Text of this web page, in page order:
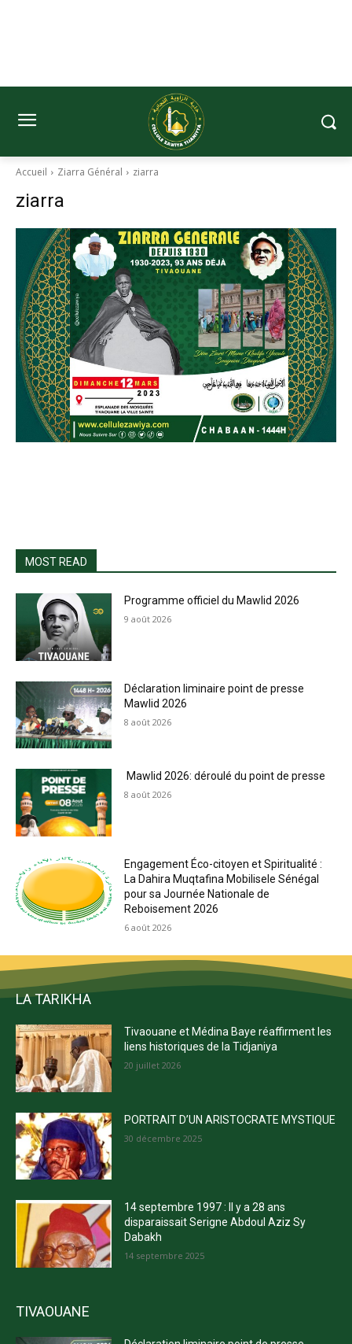
Accueil Ziarra Général ziarra
ziarra
MOST READ
Programme officiel du Mawlid 2026
9 août 2026
Déclaration liminaire point de presse
Mawlid 2026
8 août 2026
Mawlid 2026: déroulé du point de presse
8 août 2026
Engagement Éco-citoyen et Spiritualité :
La Dahira Muqtafina Mobilisele Sénégal
pour sa Journée Nationale de
Reboisement 2026
6 août 2026
LA TARIKHA
Tivaouane et Médina Baye réaffirment les
liens historiques de la Tidjaniya
20 juillet 2026
PORTRAIT D’UN ARISTOCRATE MYSTIQUE
30 décembre 2025
14 septembre 1997 : Il y a 28 ans
disparaissait Serigne Abdoul Aziz Sy
Dabakh
14 septembre 2025
TIVAOUANE